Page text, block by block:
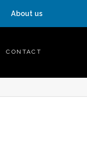
About us
CONTACT